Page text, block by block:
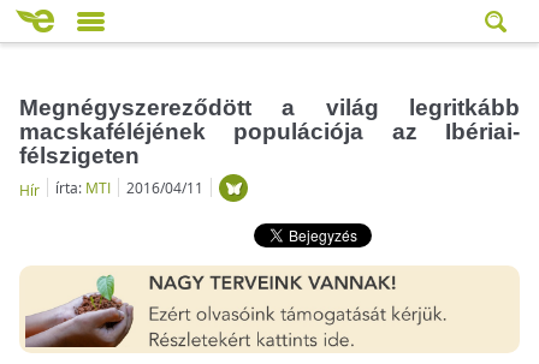
Megnégyszereződött a világ legritkább
macskaféléjének populációja az Ibériai-
félszigeten
Hír írta: MTI 2016/04/11